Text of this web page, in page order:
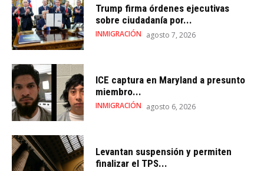
Trump firma órdenes ejecutivas
sobre ciudadanía por...
INMIGRACIÓN agosto 7, 2026
ICE captura en Maryland a presunto
miembro...
INMIGRACIÓN agosto 6, 2026
Levantan suspensión y permiten
finalizar el TPS...